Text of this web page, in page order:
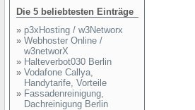
Die 5 beliebtesten Einträge
» p3xHosting / w3Networx
» Webhoster Online /
w3networX
» Halteverbot030 Berlin
» Vodafone Callya,
Handytarife, Vorteile
» Fassadenreinigung,
Dachreinigung Berlin